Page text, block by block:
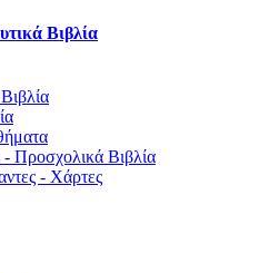
Βιβλία
- Προσχολικά Βιβλία
- Χάρτες